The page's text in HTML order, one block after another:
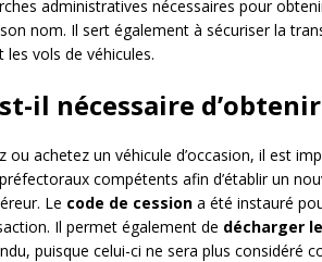
administratives nécessaires pour
nom. Il sert également à sécuriser la
vols de véhicules.
il nécessaire
ou achetez un véhicule d’occasion, il est
compétents afin d’établir un
Le code de cession a été instauré
Il permet également de décharger
puisque celui-ci ne sera plus considéré